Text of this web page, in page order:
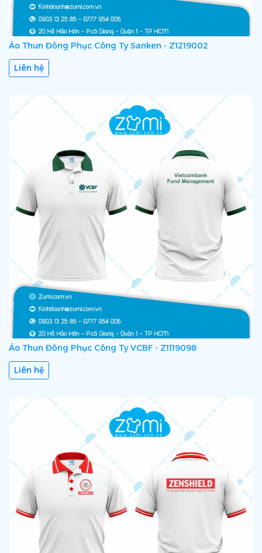
Áo Thun Đồng Phục Công Ty Sanken - Z1219002
Liên hệ
Áo Thun Đồng Phục Công Ty VCBF - Z1119098
Liên hệ